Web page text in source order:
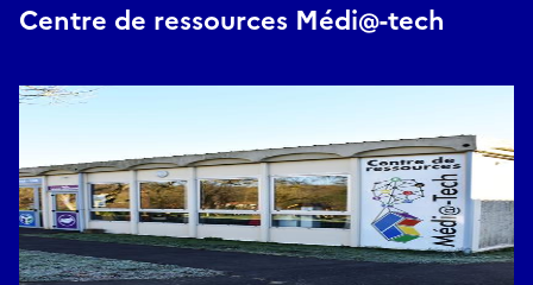
Centre de ressources Médi@-tech